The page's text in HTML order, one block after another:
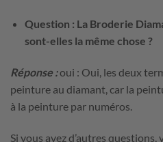
Question : La Broderie
sont-elles la même chose ?
Réponse :oui : Oui, les deux
peinture au diamant, car la
à la peinture par numéros.
Si vous avez d’autres